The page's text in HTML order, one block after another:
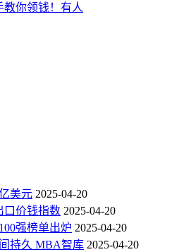
教你领钱！有人
美元 2025-04-20
口价钱指数 2025-04-20
强榜单出炉 2025-04-20
持久 MBA智库 2025-04-20